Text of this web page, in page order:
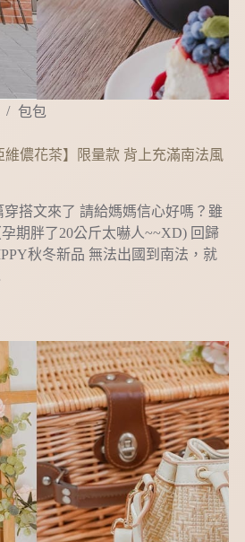
包包
儂花茶】限量款 背上充滿南法風
搭文來了 請給媽媽信心好嗎？雖
期胖了20公斤太嚇人~~XD) 回歸
秋冬新品 無法出國到南法，就